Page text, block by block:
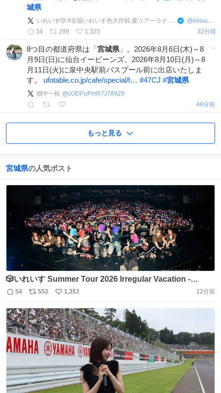
城県
いれいす🎲 #全国いれいす色大作戦 夏ツアーライブ開催中！ @ireisu_info
34
299 1,325 32分前
8つ目の都道府県は「宮城県 」。2026年8月6日(木)～8
月9日(日)に仙台イービーンズ、2026年8月10日(月)～8
月11日(火)に泉中央駅前バスプール前に出店いたしま
す。 ufotable.co.jp/cafe/special/t… #47CJ #宮城県
畑中一枝 @cODPuPmR7J78929
46分前
もっと見る
宮城県の人気ポスト
🎲いれいす Summer Tour 2026 Irregular Vacation -
Colorful Street-🎲 東京エレクトロンホール宮城公演大成功
なし最高のLIVEだった！！🔥 #全国いれいす色大作戦 #宮
城県 https://t.co/Tiubck0KwU
返
信
数
54
リ
ポ
ス
ト
数
552
い
い
ね
数
1,353 12分前